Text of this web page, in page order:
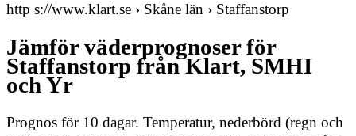
http s://www.klart.se › Skåne län › Staffanstorp
Jämför väderprognoser för
Staffanstorp från Klart, SMHI
och Yr
Prognos för 10 dagar. Temperatur, nederbörd (regn och